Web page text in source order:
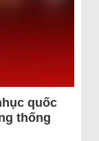
quốc
thống